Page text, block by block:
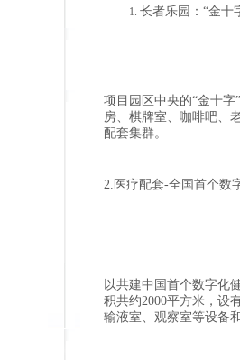
长者乐园：“金十
项目园区中央的“金十
房、棋牌室、咖啡吧、
配套集群。
2.医疗配套-全国首个数
以共建中国首个数字化
积共约2000平方米，设
输液室、观察室等设备